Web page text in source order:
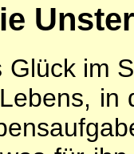
Glück im